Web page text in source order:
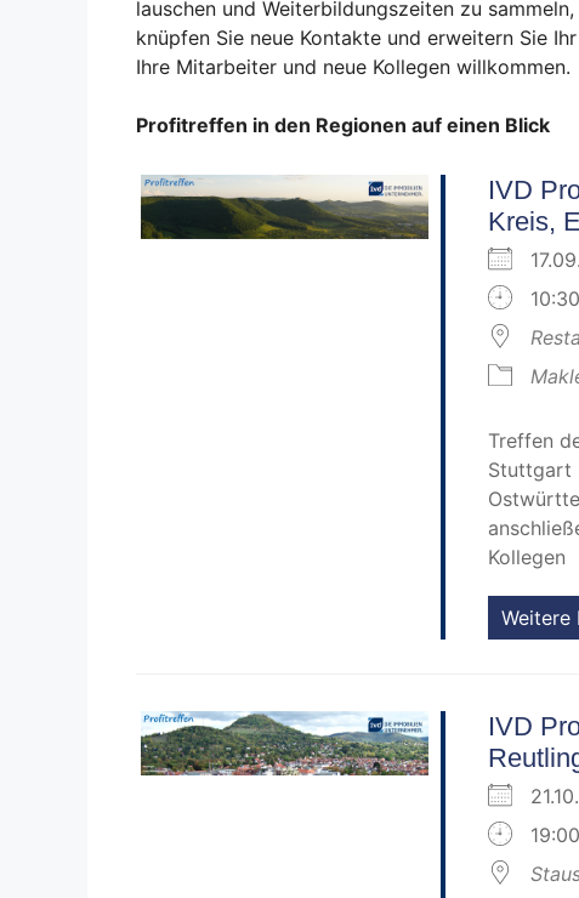
lauschen und Weiterbildungszeiten zu
knüpfen Sie neue Kontakte und erweitern Sie
Ihre Mitarbeiter und neue Kollegen willkommen.
Profitreffen in den Regionen auf einen Blick
IVD
Kreis,
Treffen
Stuttgart
Kollegen
Weitere
IVD